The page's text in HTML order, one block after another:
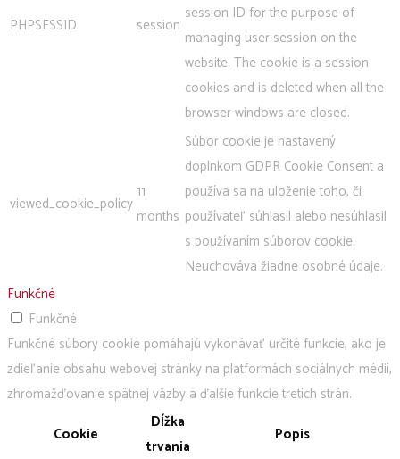
PHPSESSID session
session ID for the purpose of
managing user session on the
website. The cookie is a session
cookies and is deleted when all the
browser windows are closed.
viewed_cookie_policy
11
months
Súbor cookie je nastavený
doplnkom GDPR Cookie Consent a
používa sa na uloženie toho, či
používateľ súhlasil alebo nesúhlasil
s používaním súborov cookie.
Neuchováva žiadne osobné údaje.
Funkčné
Funkčné
Funkčné súbory cookie pomáhajú vykonávať určité funkcie, ako je
zdieľanie obsahu webovej stránky na platformách sociálnych médií,
zhromažďovanie spätnej väzby a ďalšie funkcie tretích strán.
Cookie
Dĺžka
trvania
Popis